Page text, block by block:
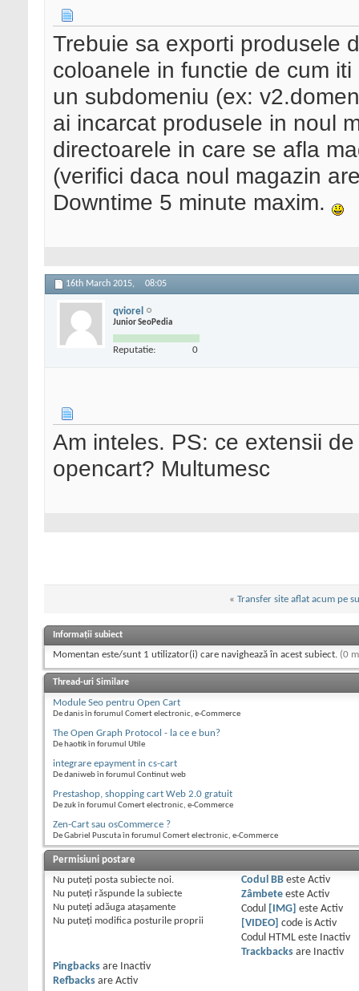
Trebuie sa exporti produsele
coloanele in functie de cum
un subdomeniu (ex:
ai incarcat produsele in noul
directoarele in care se afla
(verifici daca noul magazin
Downtime 5 minute maxim.
16th March 2015, 08:05
qviorel
Junior SeoPedia
Reputatie: 0
Am inteles. PS: ce extensii
opencart? Multumesc
« Transfer site aflat acum pe
Informații subiect
Momentan este/sunt 1 utilizator(i) care navighează în acest subiect. (0
Thread-uri Similare
Module Seo pentru Open Cart
De danis în forumul Comert electronic, e-Commerce
The Open Graph Protocol - la ce e bun?
De haotik în forumul Utile
integrare epayment in cs-cart
De daniweb în forumul Continut web
Prestashop, shopping cart Web 2.0 gratuit
De zuk în forumul Comert electronic, e-Commerce
Zen-Cart sau osCommerce ?
De Gabriel Puscuta în forumul Comert electronic, e-Commerce
Permisiuni postare
Nu puteţi posta subiecte noi.
Nu puteţi răspunde la subiecte
Nu puteţi adăuga ataşamente
Nu puteţi modifica posturile proprii
Codul BBeste Activ
Zâmbeteeste Activ
Codul
[IMG] este Activ
[VIDEO] code is Activ
Codul HTML este
Inactiv
Trackbacksare
Inactiv
Pingbacks are
Inactiv
Refbacks are Activ